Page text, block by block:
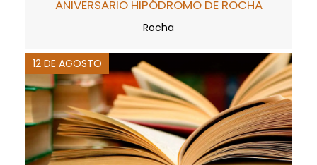
ANIVERSARIO HIPÓDROMO DE ROCHA
Rocha
12 DE AGOSTO